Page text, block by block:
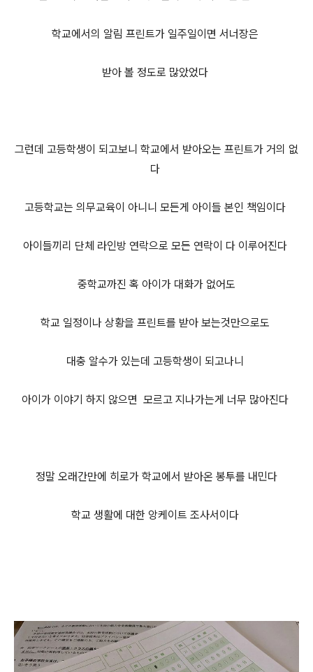
학교에서의 알림 프린트가 일주일이면 서너장은
받아 볼 정도로 많았었다
그런데 고등학생이 되고보니 학교에서 받아오는 프린트가 거의 없
다
고등학교는 의무교육이 아니니 모든게 아이들 본인 책임이다
아이들끼리 단체 라인방 연락으로 모든 연락이 다 이루어진다
중학교까진 혹 아이가 대화가 없어도
학교 일정이나 상황을 프린트를 받아 보는것만으로도
대충 알수가 있는데 고등학생이 되고나니
아이가 이야기 하지 않으면 모르고 지나가는게 너무 많아진다
정말 오래간만에 히로가 학교에서 받아온 봉투를 내민다
학교 생활에 대한 앙케이트 조사서이다